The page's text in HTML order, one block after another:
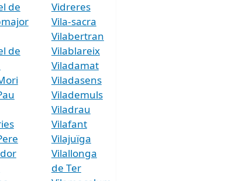
de
de
Vidreres
Vila-sacra
Vilabertran
Vilablareix
Viladamat
Viladasens
Vilademuls
Viladrau
Vilafant
Vilajuïga
Vilallonga
de Ter